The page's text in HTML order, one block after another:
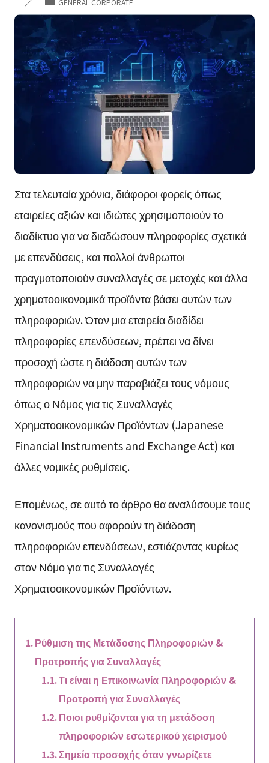
Στα τελευταία χρόνια, διάφοροι φορείς όπως
εταιρείες αξιών και ιδιώτες χρησιμοποιούν το
διαδίκτυο για να διαδώσουν πληροφορίες σχετικά
με επενδύσεις, και πολλοί άνθρωποι
πραγματοποιούν συναλλαγές σε μετοχές και άλλα
χρηματοοικονομικά προϊόντα βάσει αυτών των
πληροφοριών. Όταν μια εταιρεία διαδίδει
πληροφορίες επενδύσεων, πρέπει να δίνει
προσοχή ώστε η διάδοση αυτών των
πληροφοριών να μην παραβιάζει τους νόμους
όπως ο Νόμος για τις Συναλλαγές
Χρηματοοικονομικών Προϊόντων (Japanese
Financial Instruments and Exchange Act) και
άλλες νομικές ρυθμίσεις.
Επομένως, σε αυτό το άρθρο θα αναλύσουμε τους
κανονισμούς που αφορούν τη διάδοση
πληροφοριών επενδύσεων, εστιάζοντας κυρίως
στον Νόμο για τις Συναλλαγές
Χρηματοοικονομικών Προϊόντων.
Ρύθμιση της Μετάδοσης Πληροφοριών &
Προτροπής για Συναλλαγές
Τι είναι η Επικοινωνία Πληροφοριών &
Προτροπή για Συναλλαγές
Ποιοι ρυθμίζονται για τη μετάδοση
πληροφοριών εσωτερικού χειρισμού
Σημεία προσοχής όταν γνωρίζετε